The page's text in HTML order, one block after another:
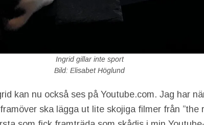
Ingrid gillar inte sport
Bild: Elisabet Höglund
kan nu också ses på Youtube.com. Jag har
ska lägga ut lite skojiga filmer från ”the